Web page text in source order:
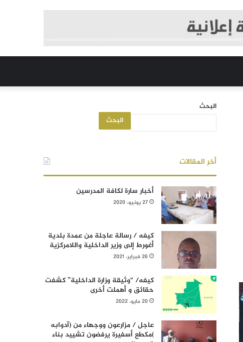
البحث
البحث
أخر المقالات
أخبار سارة لكافة المدرسين
27 يونيو، 2020
كيفه / رسالة عاجلة من عمدة بلدية
أغورط إلى وزير الداخلية واللامركزية
26 فبراير، 2021
كيفه/ “وثيقة وزارة الداخلية” كشفت
حقائق و أهملت أخرى
20 مايو، 2022
عاجل / مزارعون ووجهاء من (آدوابه
)مكطع أسفيرة يرفضون تشييد بناء